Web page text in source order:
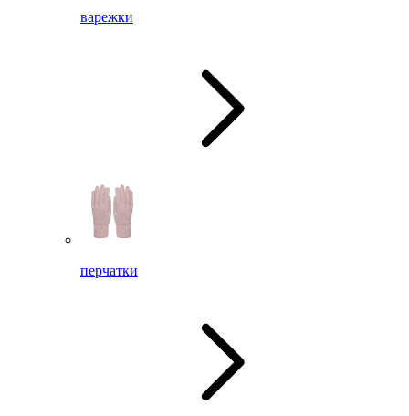
варежки
перчатки